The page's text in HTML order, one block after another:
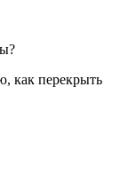
как перекрыть